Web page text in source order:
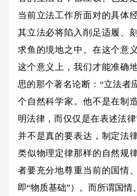
当前立法工作所面对的具体
其立法必将陷入削足适履、
求鱼的境地之中。在这个意
这个意义上，我们才能准确
思的那个著名论断：“立法者
个自然科学家。他不是在制
明法律，而仅仅是在表述法
并不是真的要表达，制定法
类似物理定律那样的自然规
者要充分地尊重当前的国情
即“物质基础”）。而所谓国情